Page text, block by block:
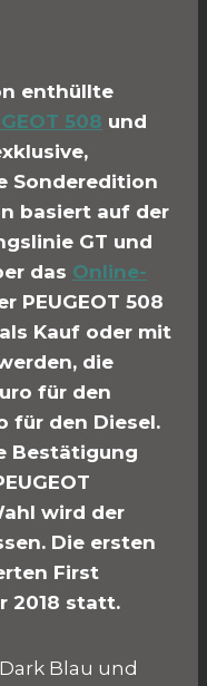
enthüllte
508 und
Sonderedition
basiert auf der
GT und
das Online-
PEUGEOT 508
Kauf oder mit
die
für den
für den Diesel.
Bestätigung
wird der
Die ersten
First
2018 statt.
Blau und